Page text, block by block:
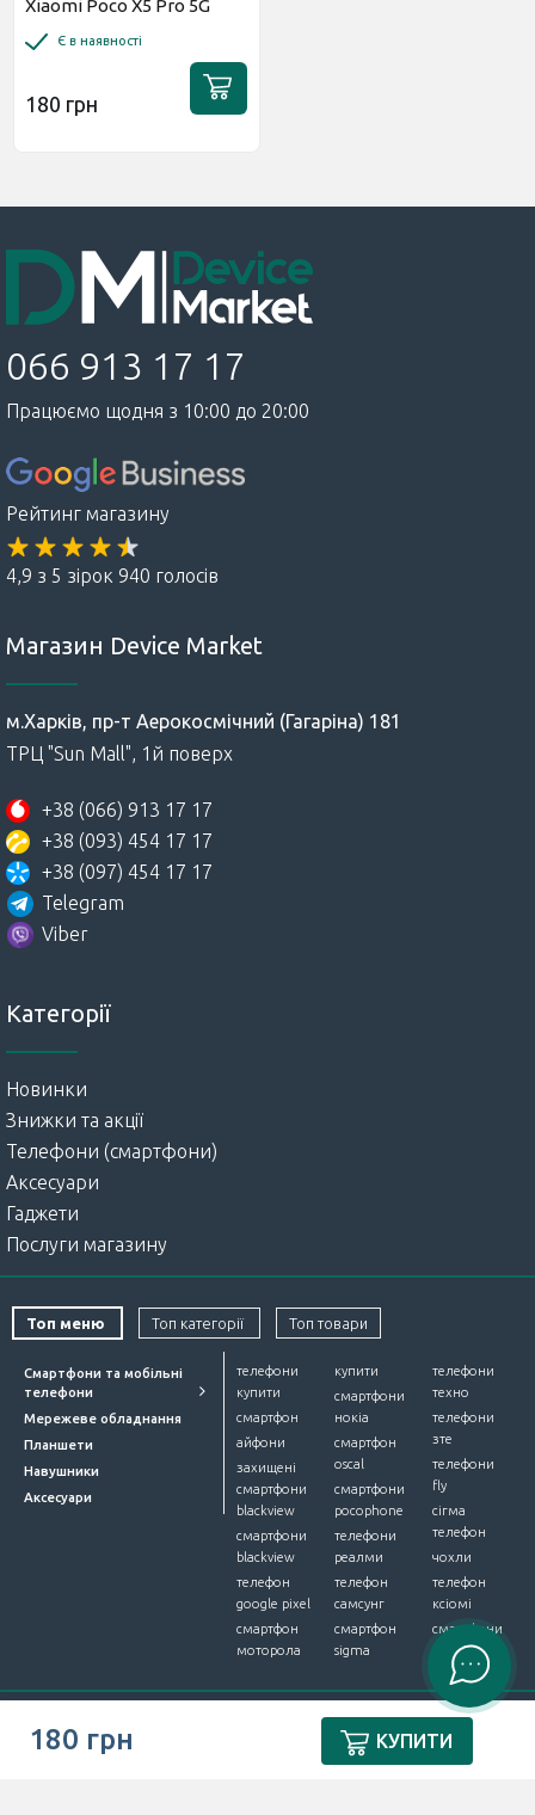
180 грн КУПИТИ
Xiaomi Poco X5 Pro 5G
Є в наявності
180 грн
066 913 17 17
Працюємо щодня з 10:00 до 20:00
Рейтинг магазину
4,9 з 5 зірок 940 голосів
Магазин Device Market
м.Харків, пр-т Аерокосмічний (Гагаріна) 181
ТРЦ "Sun Mall", 1й поверх
+38 (066) 913 17 17
+38 (093) 454 17 17
+38 (097) 454 17 17
Telegram
Viber
Категорії
Новинки
Знижки та акції
Телефони (смартфони)
Аксесуари
Гаджети
Послуги магазину
Топ меню Топ категорії Топ товари
Смартфони та мобільні
телефони
Мережеве обладнання
Планшети
Навушники
Аксесуари
телефони
купити
смартфон
айфони
захищені
смартфони
blackview
смартфони
blackview
телефон
google pixel
смартфон
моторола
купити
смартфони
нокіа
смартфон
oscal
смартфони
pocophone
телефони
реалми
телефон
самсунг
смартфон
sigma
телефони
техно
телефони
зте
телефони
fly
сігма
телефон
чохли
телефон
ксіомі
смартфони
alcatel
Інтернет-магазин Device Market © 2012-2026. Всі права
ПУБЛІЧНА ОФЕРТА.